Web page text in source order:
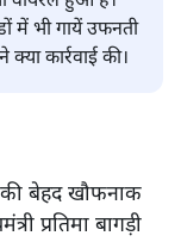
में भी गायें उफनती
कार्रवाई की।
की बेहद खौफनाक
प्रतिमा बागड़ी